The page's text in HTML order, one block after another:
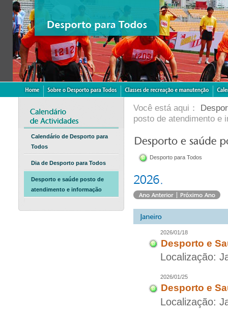
Calendário de Desporto para
Todos
Dia de Desporto para Todos
Desporto e saúde posto de
atendimento e informação
Você está aqui：
posto de atendimento e
Desporto para Todos
2026/01/18
Desporto e
Localização:
2026/01/25
Desporto e
Localização: